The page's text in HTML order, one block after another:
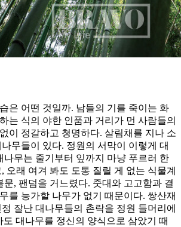
은 어떤 것일까. 남들의 기를 죽이는 화
는 식의 야한 인품과 거리가 먼 사람들의
이 정갈하고 청명하다. 살림채를 지나 소
무들이 있다. 정원의 서막이 이렇게 대
나무는 줄기부터 잎까지 마냥 푸르러 한
오래 여겨 봐도 도통 질릴 게 없는 식물계
문, 팬덤을 거느렸다. 줏대와 고고함과 결
를 능가할 나무가 없기 때문이다. 쌍산재
잘난 대나무들의 촌락을 정원 들머리에
도 대나무를 정신의 양식으로 삼았기 때